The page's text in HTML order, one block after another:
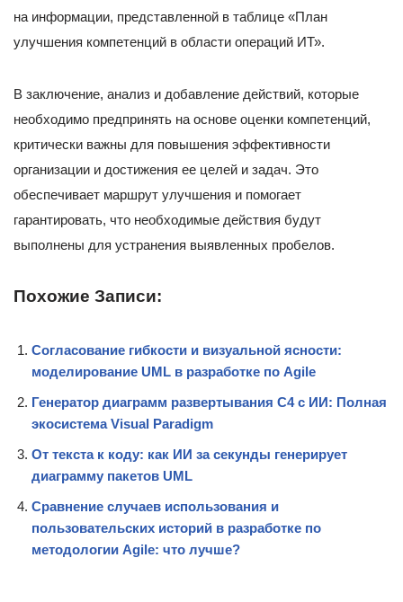
на информации, представленной в таблице «План
улучшения компетенций в области операций ИТ».
В заключение, анализ и добавление действий, которые
необходимо предпринять на основе оценки компетенций,
критически важны для повышения эффективности
организации и достижения ее целей и задач. Это
обеспечивает маршрут улучшения и помогает
гарантировать, что необходимые действия будут
выполнены для устранения выявленных пробелов.
Похожие Записи:
Согласование гибкости и визуальной ясности:
моделирование UML в разработке по Agile
Генератор диаграмм развертывания C4 с ИИ: Полная
экосистема Visual Paradigm
От текста к коду: как ИИ за секунды генерирует
диаграмму пакетов UML
Сравнение случаев использования и
пользовательских историй в разработке по
методологии Agile: что лучше?